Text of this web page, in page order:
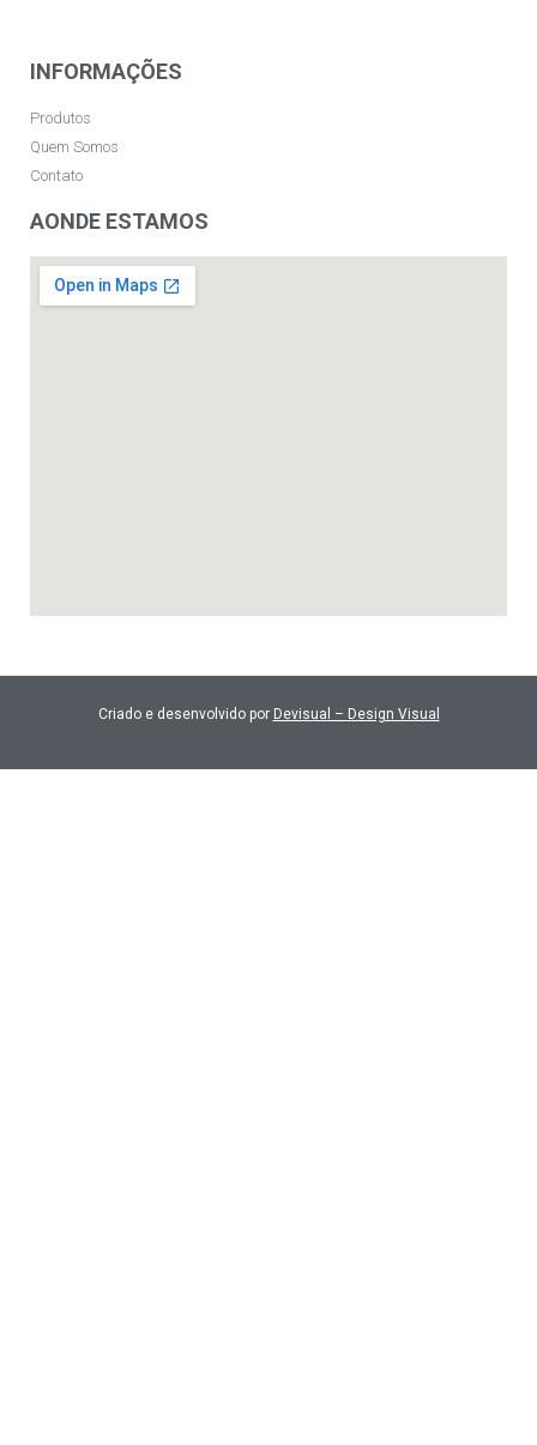
INFORMAÇÕES
Produtos
Quem Somos
Contato
AONDE ESTAMOS
Criado e desenvolvido por Devisual – Design Visual